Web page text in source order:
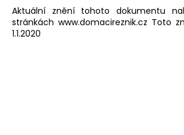
Aktuální znění tohoto dokumentu
stránkách www.domacireznik.cz Toto
1.1.2020